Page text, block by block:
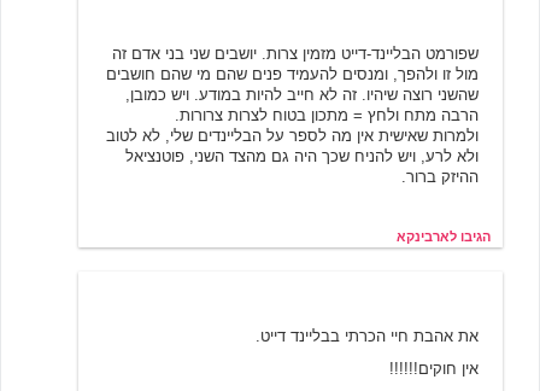
שפורמט הבליינד-דייט מזמין צרות. יושבים שני בני אדם זה
מול זו ולהפך, ומנסים להעמיד פנים שהם מי שהם חושבים
שהשני רוצה שיהיו. זה לא חייב להיות במודע. ויש כמובן,
הרבה מתח ולחץ = מתכון בטוח לצרות צרורות.
ולמרות שאישית אין מה לספר על הבליינדים שלי, לא לטוב
ולא לרע, ויש להניח שכך היה גם מהצד השני, פוטנציאל
ההיזק ברור.
הגיבו לארבינקא
את אהבת חיי הכרתי בבליינד דייט.
אין חוקים!!!!!!